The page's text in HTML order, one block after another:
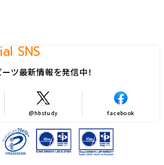
SNS
ツ最新情報を発信中！
@hbstudy facebook